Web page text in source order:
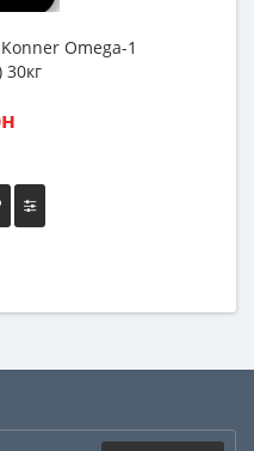
Omega-1